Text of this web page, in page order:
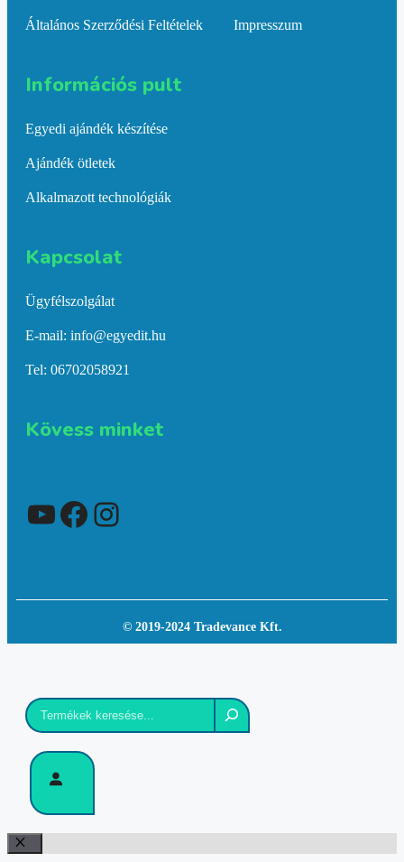
Általános Szerződési Feltételek Impresszum
Információs pult​
Egyedi ajándék készítése
Ajándék ötletek
Alkalmazott technológiák
Kapcsolat​
Ügyfélszolgálat
E-mail: info@egyedit.hu
Tel: 06702058921
Kövess minket
YouTube
Facebook
Instagram
© 2019-2024 Tradevance Kft.
Keresés
Bezár